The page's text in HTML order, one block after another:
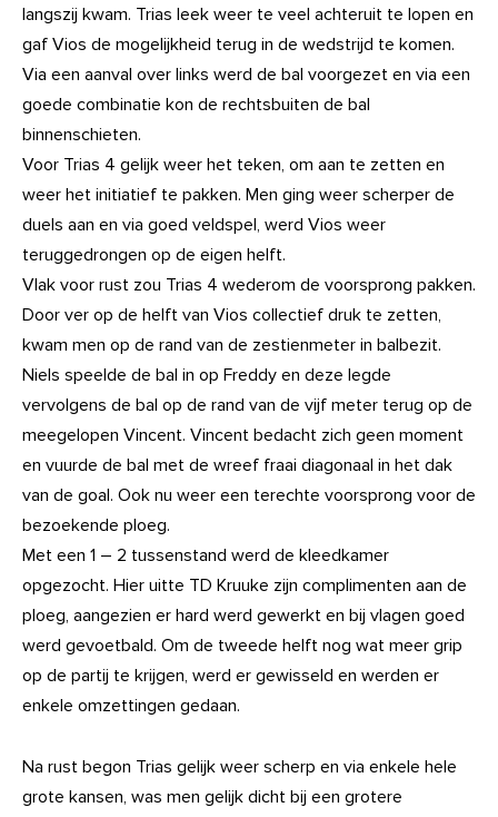
langszij kwam. Trias leek weer te veel achteruit te lopen en
gaf Vios de mogelijkheid terug in de wedstrijd te komen.
Via een aanval over links werd de bal voorgezet en via een
goede combinatie kon de rechtsbuiten de bal
binnenschieten.
Voor Trias 4 gelijk weer het teken, om aan te zetten en
weer het initiatief te pakken. Men ging weer scherper de
duels aan en via goed veldspel, werd Vios weer
teruggedrongen op de eigen helft.
Vlak voor rust zou Trias 4 wederom de voorsprong pakken.
Door ver op de helft van Vios collectief druk te zetten,
kwam men op de rand van de zestienmeter in balbezit.
Niels speelde de bal in op Freddy en deze legde
vervolgens de bal op de rand van de vijf meter terug op de
meegelopen Vincent. Vincent bedacht zich geen moment
en vuurde de bal met de wreef fraai diagonaal in het dak
van de goal. Ook nu weer een terechte voorsprong voor de
bezoekende ploeg.
Met een 1 – 2 tussenstand werd de kleedkamer
opgezocht. Hier uitte TD Kruuke zijn complimenten aan de
ploeg, aangezien er hard werd gewerkt en bij vlagen goed
werd gevoetbald. Om de tweede helft nog wat meer grip
op de partij te krijgen, werd er gewisseld en werden er
enkele omzettingen gedaan.
Na rust begon Trias gelijk weer scherp en via enkele hele
grote kansen, was men gelijk dicht bij een grotere